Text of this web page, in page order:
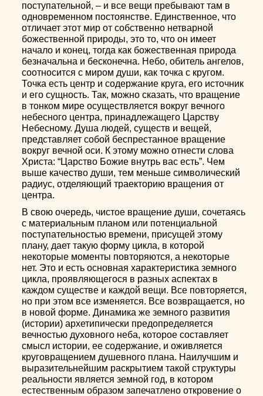
поступательной, – и все вещи пребывают там в
одновременном постоянстве. Единственное, что
отличает этот мир от собственно нетварной
божественной природы, это то, что он имеет
начало и конец, тогда как божественная природа
безначальна и бесконечна. Небо, обитель ангелов,
соотносится с миром души, как точка с кругом.
Точка есть центр и содержание круга, его источник
и его сущность. Так, можно сказать, что вращение
в тонком мире осуществляется вокруг вечного
небесного центра, принадлежащего Царству
Небесному. Душа людей, существ и вещей,
представляет собой беспрестанное вращение
вокруг вечной оси. К этому можно отнести слова
Христа: “Царство Божие внутрь вас есть”. Чем
выше качество души, тем меньше символический
радиус, отделяющий траекторию вращения от
центра.
В свою очередь, чистое вращение души, сочетаясь
с материальным планом или потенциальной
поступательностью времени, присущей этому
плану, дает такую форму цикла, в которой
некоторые моменты повторяются, а некоторые
нет. Это и есть основная характеристика земного
цикла, проявляющегося в разных аспектах в
каждом существе и каждой вещи. Все повторяется,
но при этом все изменяется. Все возвращается, но
в новой форме. Динамика же земного развития
(истории) архетипически предопределяется
вечностью духовного неба, которое составляет
смысл истории, ее содержание, и оживляется
круговращением душевного плана. Наилучшим и
выразительнейшим раскрытием такой структуры
реальности является земной год, в котором
естественным образом запечатлено откровение о